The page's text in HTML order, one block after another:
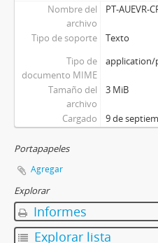
Nombre del
archivo
PT-AUEVR-
Tipo de soporte
Texto
Tipo de
documento MIME
application/
Tamaño del
archivo
3 MiB
Cargado 9 de
Portapapeles
Agregar
Explorar
Informes
Explorar lista